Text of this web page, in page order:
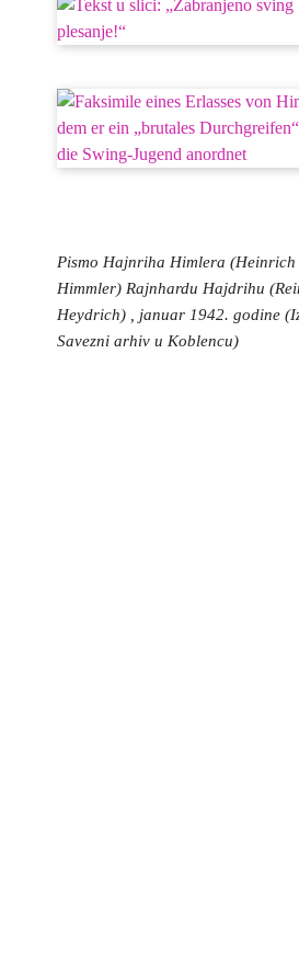
Pismo Hajnriha Himlera (Heinrich
Himmler) Rajnhardu Hajdrihu
Heydrich) , januar 1942. godine
Savezni arhiv u Koblencu)